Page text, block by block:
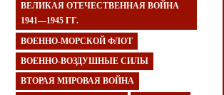
ВЕЛИКАЯ ОТЕЧЕСТВЕННАЯ ВОЙНА
1941—1945 ГГ.
ВОЕННО-МОРСКОЙ ФЛОТ
ВОЕННО-ВОЗДУШНЫЕ СИЛЫ
ВТОРАЯ МИРОВАЯ ВОЙНА